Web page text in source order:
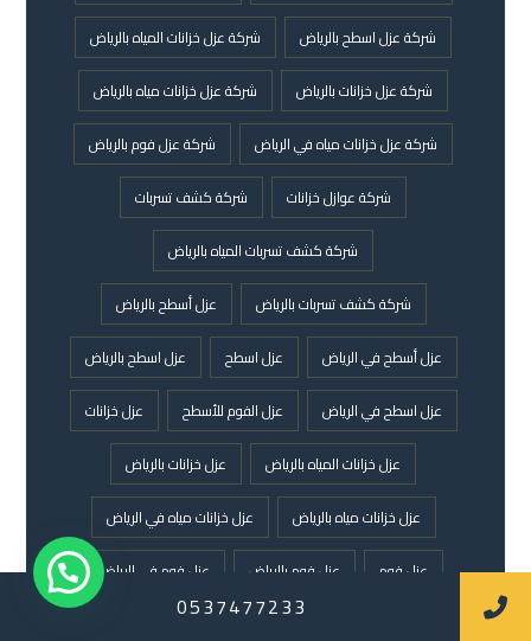
شركة عزل اسطح بالرياض
شركة عزل خزانات المياه بالرياض
شركة عزل خزانات بالرياض
شركة عزل خزانات مياه بالرياض
شركة عزل خزانات مياه في الرياض
شركة عزل فوم بالرياض
شركة عوازل خزانات
شركة كشف تسربات
شركة كشف تسربات المياه بالرياض
شركة كشف تسربات بالرياض
عزل أسطح بالرياض
عزل أسطح في الرياض
عزل اسطح
عزل اسطح بالرياض
عزل اسطح في الرياض
عزل الفوم للأسطح
عزل خزانات
عزل خزانات المياه بالرياض
عزل خزانات بالرياض
عزل خزانات مياه بالرياض
عزل خزانات مياه في الرياض
عزل فوم
عزل فوم بالرياض
عزل فوم في الرياض
عزل فوم للأسطح في الرياض
عزل فوم للاسطح في الرياض0537477233